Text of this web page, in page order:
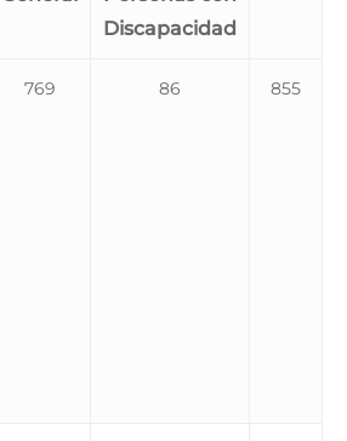
Discapacidad
769 86 855